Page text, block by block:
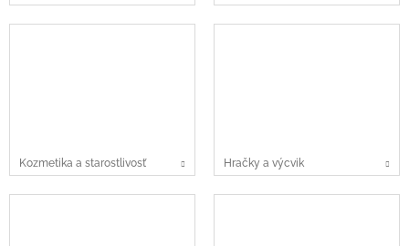
Kozmetika a starostlivosť Hračky a výcvik